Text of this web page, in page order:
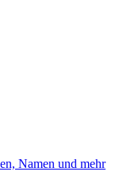
Namen und mehr